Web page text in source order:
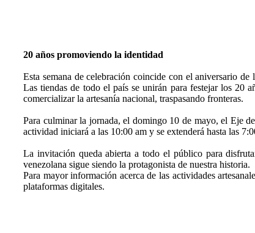
20 años promoviendo la identidad
Esta semana de celebración coincide con el aniversario
Las tiendas de todo el país se unirán para festejar los 20
comercializar la artesanía nacional, traspasando fronteras.
Para culminar la jornada, el domingo 10 de mayo, el Eje
actividad iniciará a las 10:00 am y se extenderá hasta las
La invitación queda abierta a todo el público para
venezolana sigue siendo la protagonista de nuestra historia.
Para mayor información acerca de las actividades
plataformas digitales.